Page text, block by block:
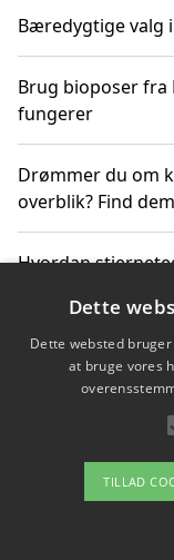
Bæredygtige
Brug bioposer fra
fungerer
Drømmer du om
overblik? Find
Hvordan
Bæredygtige
Om /
Dette
Dette websted
at bruge vores
TILLAD